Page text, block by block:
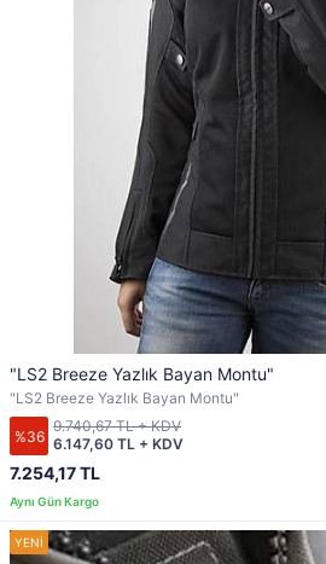
"LS2 Breeze Yazlık Bayan Montu"
"LS2 Breeze Yazlık Bayan Montu"
%36
7.254,17 TL
6.147,60 TL + KDV
9.740,67 TL + KDV